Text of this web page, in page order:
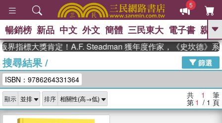
5
GO
高希均教授回憶錄
、 The Odyssey 、 父親節 、 花開錦
李登輝時代 、 數學女孩：黎曼猜想
、
如果歷史是一
群喵 、 臺灣漫遊錄
暢銷榜 新品 中文 外文 簡體 三民東大 電子書 親子
界指標大獎肯定！A.F. Steadman 獲年度作家，《史坎德》系
搜尋結果/
篩選
ISBN：9786264331364
顯示 排序 共 1 筆
第 1 / 1 頁